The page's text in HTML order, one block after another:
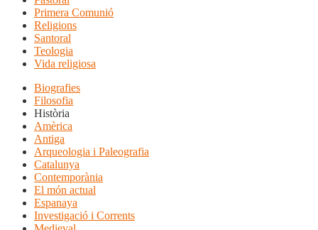
Primera Comunió
Religions
Santoral
Teologia
Vida religiosa
Biografies
Filosofia
Història
Amèrica
Antiga
Arqueologia i Paleografia
Catalunya
Contemporània
El món actual
Espanaya
Investigació i Corrents